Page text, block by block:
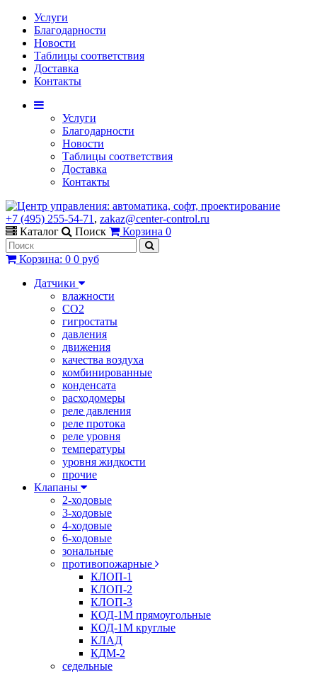
Услуги
Благодарности
Новости
Таблицы соответствия
Доставка
Контакты
Услуги
Благодарности
Новости
Таблицы соответствия
Доставка
Контакты
+7 (495) 255-54-71 , zakaz@center-control.ru
Каталог
Поиск Корзина 0
Корзина: 0 0 руб
Датчики
влажности
CO2
гигростаты
давления
движения
качества воздуха
комбинированные
конденсата
расходомеры
реле давления
реле протока
реле уровня
температуры
уровня жидкости
прочие
Клапаны
2-ходовые
3-ходовые
4-ходовые
6-ходовые
зональные
противопожарные
КЛОП-1
КЛОП-2
КЛОП-3
КОД-1М прямоугольные
КОД-1М круглые
КЛАД
КДМ-2
седельные